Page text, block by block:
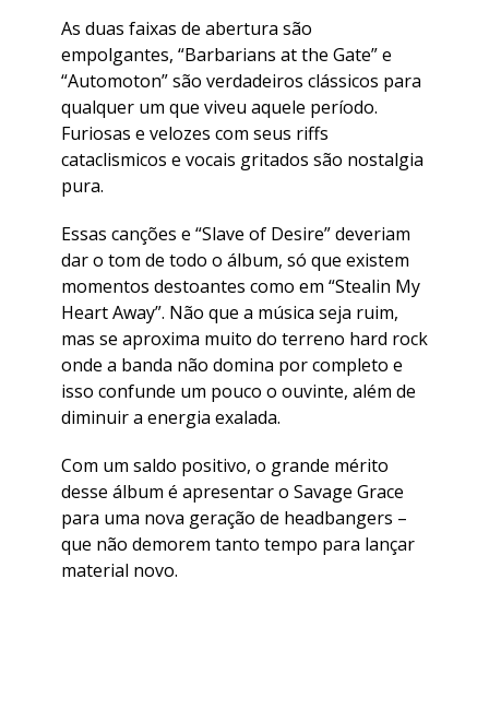
As duas faixas de abertura são
empolgantes, “Barbarians at the Gate” e
“Automoton” são verdadeiros clássicos para
qualquer um que viveu aquele período.
Furiosas e velozes com seus riffs
cataclismicos e vocais gritados são nostalgia
pura.
Essas canções e “Slave of Desire” deveriam
dar o tom de todo o álbum, só que existem
momentos destoantes como em “Stealin My
Heart Away”. Não que a música seja ruim,
mas se aproxima muito do terreno hard rock
onde a banda não domina por completo e
isso confunde um pouco o ouvinte, além de
diminuir a energia exalada.
Com um saldo positivo, o grande mérito
desse álbum é apresentar o Savage Grace
para uma nova geração de headbangers –
que não demorem tanto tempo para lançar
material novo.